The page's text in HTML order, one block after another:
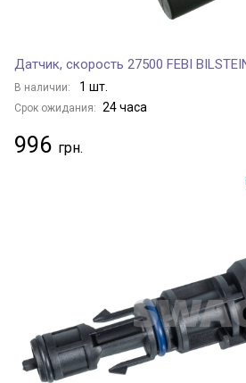
Датчик, скорость 27500 FEBI
В наличии: 1 шт.
Срок ожидания: 24 часа
996